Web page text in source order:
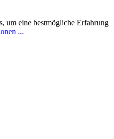
um eine bestmögliche Erfahrung
...